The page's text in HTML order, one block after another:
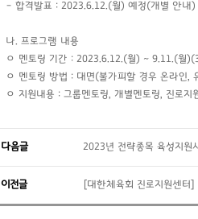
– 합격발표 : 2023.6.12.(월) 예정(개별 안내)
나. 프로그램 내용
ㅇ 멘토링 기간 : 2023.6.12.(월) ~ 9.11.(월
ㅇ 멘토링 방법 : 대면(불가피할 경우 온라인,
ㅇ 지원내용 : 그룹멘토링, 개별멘토링, 진로지
다음글 2023년 전략종목 육성지원
이전글 [대한체육회 진로지원센터